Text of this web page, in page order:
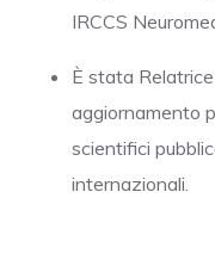
IRCCS
È stata
aggiornamento
scientifici
internazionali.